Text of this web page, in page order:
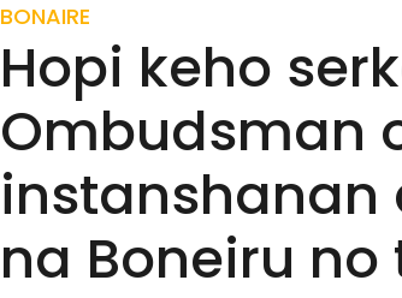
BONAIRE
Hopi keho
Ombudsman
instanshanan
na Boneiru